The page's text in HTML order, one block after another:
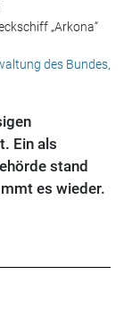
„Arkona“
des Bundes,
Ein als
stand
es wieder.